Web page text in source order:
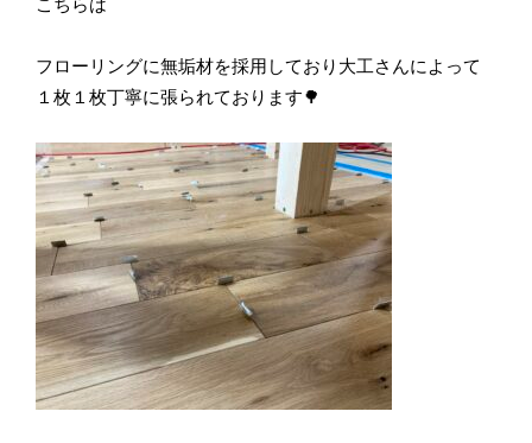
フローリングに無垢材を採用しており大工さんによって
１枚１枚丁寧に張られております🌳